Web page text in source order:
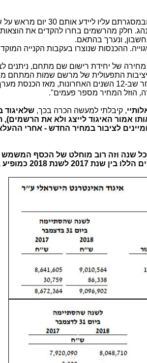
"האיגוד קשור עם הרשמים הפועלים מטעמו בהסכמים מחייבים, ובמסגרתם עליו
חלק מהרשמים בחרו להקדים את
ונערך בהתאם.
ההכנסות שנוצרו בעקבות הקנייה
של יחידת רישום שם מתחם, ניתנים
התפעולית של מרשם שמות המתחם
ההחלטה אושרה ברוב קולות על ידי הוועד המנהל של האיגוד, לאחר שב-12 השנים
הוזל המחיר מספר פעמים".
, קיבלתי למעשה הכרה בכך,שלאיגוד
אמור האיגוד לייצג ולא את הרשמים),
שלפני ההעלאה של 30% ומכירת הדומיינים לציבור במחיר החדש -
דומיינים הם כ-7-8 מיליון ש"ח כל שנה וזה רוב מוחלט של הכסף
לשנת 2018 כמופיע